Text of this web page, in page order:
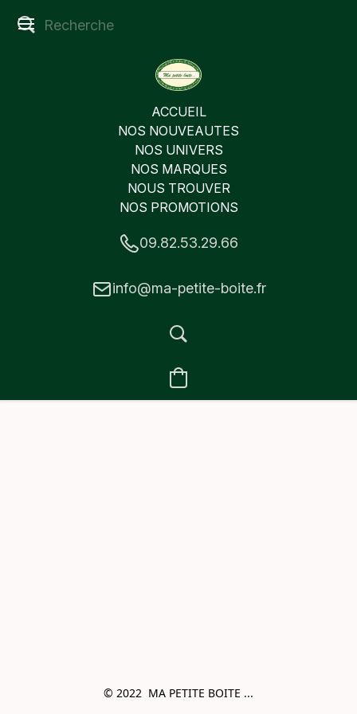
ACCUEIL
NOS NOUVEAUTES
NOS UNIVERS
NOS MARQUES
NOUS TROUVER
NOS PROMOTIONS
09.82.53.29.66
info@ma-petite-boite.fr
© 2022  MA PETITE BOITE ...